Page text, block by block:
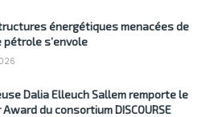
énergétiques menacées de
s’envole
Dalia Elleuch Sallem remporte le
du consortium DISCOURSE